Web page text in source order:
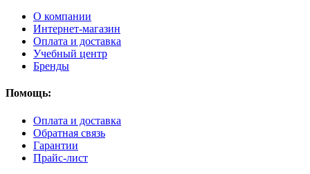
О компании
Интернет-магазин
Оплата и доставка
Учебный центр
Бренды
Помощь:
Оплата и доставка
Обратная связь
Гарантии
Прайс-лист